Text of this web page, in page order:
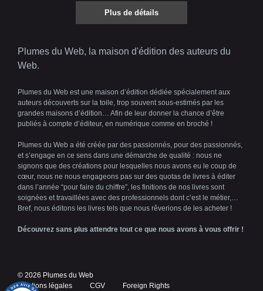
Plus de détails
Plumes du Web, la maison d'édition des auteurs du
Web.
Plumes du Web est une maison d’édition dédiée spécialement aux
auteurs découverts sur la toile, trop souvent sous-estimés par les
grandes maisons d’édition… Afin de leur donner la chance d’être
publiés à compte d’éditeur, en numérique comme en broché !
Plumes du Web a été créée par des passionnés, pour des passionnés,
et s’engage en ce sens dans une démarche de qualité : nous ne
signons que des créations pour lesquelles nous avons eu le coup de
cœur, nous ne nous engageons pas sur des quotas de livres à éditer
dans l’année “pour faire du chiffre”, les finitions de nos livres sont
soignées et travaillées avec des professionnels dont c’est le métier,…
Bref, nous éditons les livres tels que nous rêverions de les acheter !
Découvrez sans plus attendre tout ce que nous avons à vous offrir !
© 2026 Plumes du Web
Mentions légales
CGV Foreign Rights